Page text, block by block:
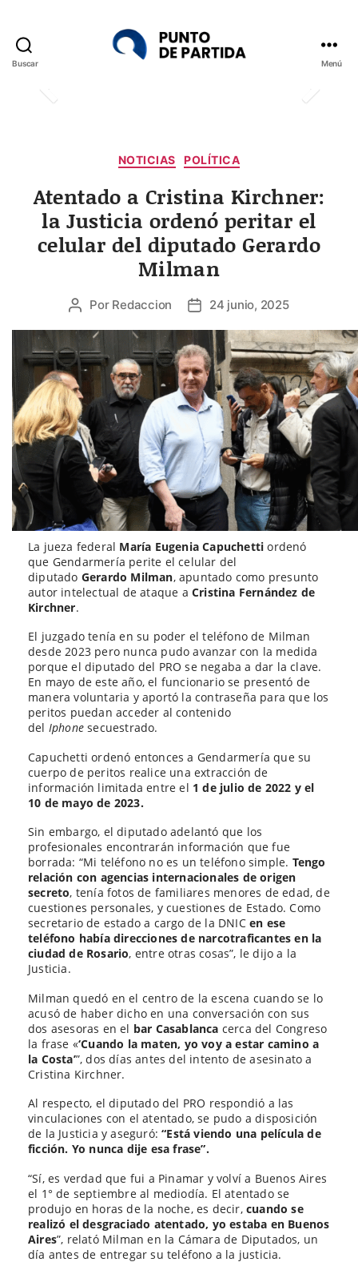
Buscar Menú
Categorías
NOTICIAS POLÍTICA
Atentado a Cristina Kirchner:
la Justicia ordenó peritar el
celular del diputado Gerardo
Milman
Autor
la
entrada
Por Redaccion
Fecha
entrada
24 junio, 2025
La jueza federal María Eugenia Capuchetti ordenó
que Gendarmería perite el celular del
diputado Gerardo Milman, apuntado como presunto
autor intelectual de ataque a Cristina Fernández de
Kirchner.
El juzgado tenía en su poder el teléfono de Milman
desde 2023 pero nunca pudo avanzar con la medida
porque el diputado del PRO se negaba a dar la clave.
En mayo de este año, el funcionario se presentó de
manera voluntaria y aportó la contraseña para que los
peritos puedan acceder al contenido
del Iphone secuestrado.
Capuchetti ordenó entonces a Gendarmería que su
cuerpo de peritos realice una extracción de
información limitada entre el 1 de julio de 2022 y el
10 de mayo de 2023.
Sin embargo, el diputado adelantó que los
profesionales encontrarán información que fue
borrada: “Mi teléfono no es un teléfono simple. Tengo
relación con agencias internacionales de origen
secreto, tenía fotos de familiares menores de edad, de
cuestiones personales, y cuestiones de Estado. Como
secretario de estado a cargo de la DNICen ese
teléfono había direcciones de narcotraficantes en la
ciudad de Rosario, entre otras cosas”, le dijo a la
Justicia.
Milman quedó en el centro de la escena cuando se lo
acusó de haber dicho en una conversación con sus
dos asesoras en el bar Casablanca cerca del Congreso
la frase «‘Cuando la maten, yo voy a estar camino a
la Costa’”, dos días antes del intento de asesinato a
Cristina Kirchner.
Al respecto, el diputado del PRO respondió a las
vinculaciones con el atentado, se pudo a disposición
de la Justicia y aseguró:“Está viendo una película de
ficción. Yo nunca dije esa frase”.
“Sí, es verdad que fui a Pinamar y volví a Buenos Aires
el 1° de septiembre al mediodía. El atentado se
produjo en horas de la noche, es decir, cuando se
realizó el desgraciado atentado, yo estaba en Buenos
Aires”, relató Milman en la Cámara de Diputados, un
día antes de entregar su teléfono a la justicia.